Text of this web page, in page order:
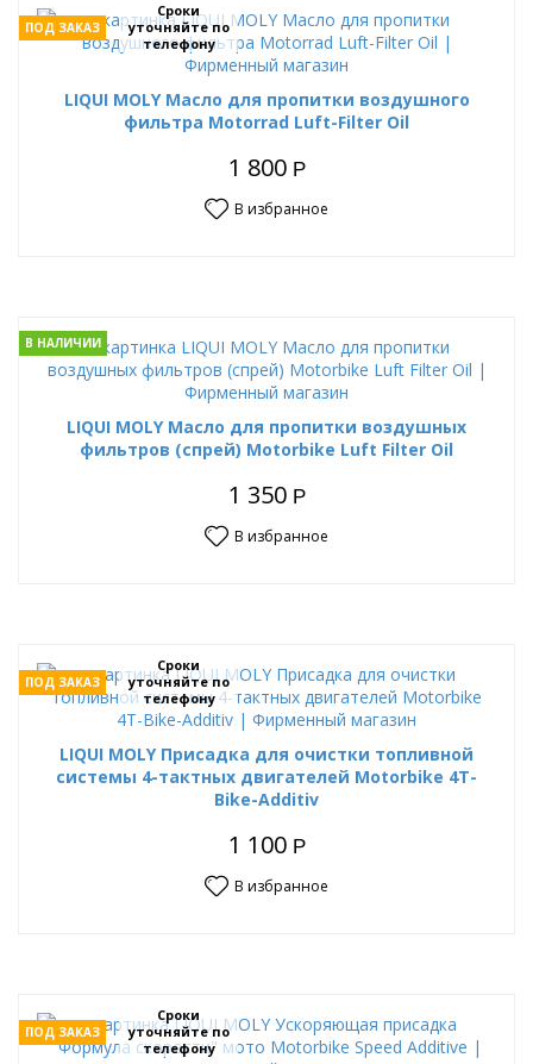
LIQUI MOLY Масло для пропитки воздушного
фильтра Motorrad Luft-Filter Oil
ПОД ЗАКАЗ
Сроки
уточняйте по
телефону
1 800 Р
В избранное
LIQUI MOLY Масло для пропитки воздушных
фильтров (спрей) Motorbike Luft Filter Oil
В НАЛИЧИИ
1 350 Р
В избранное
LIQUI MOLY Присадка для очистки топливной
системы 4-тактных двигателей Motorbike 4T-
Bike-Additiv
ПОД ЗАКАЗ
Сроки
уточняйте по
телефону
1 100 Р
В избранное
ПОД ЗАКАЗ
Сроки
уточняйте по
телефону